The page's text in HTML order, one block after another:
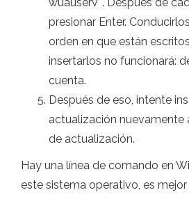
presionar Enter.
orden en que están
insertarlos no funcionará:
cuenta.
Después de eso, intente
actualización nuevamente
de actualización.
Hay una línea de comando en
este sistema operativo, es